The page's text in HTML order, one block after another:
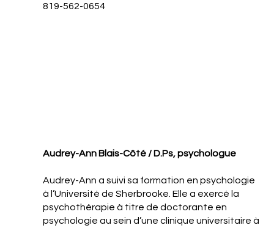
819-562-0654
Audrey-Ann Blais-Côté / D.Ps, psychologue
Audrey-Ann a suivi sa formation en psychologie
à l’Université de Sherbrooke. Elle a exercé la
psychothérapie à titre de doctorante en
psychologie au sein d’une clinique universitaire à